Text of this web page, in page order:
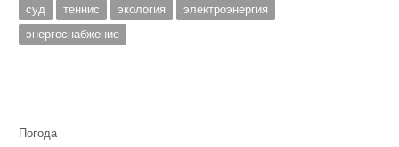
суд
теннис экология
электроэнергия
энергоснабжение
Погода